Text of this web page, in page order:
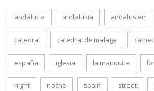
andalucia andalusia andalusien
catedral catedral de malaga
españa iglesia la manquita
night noche spain street